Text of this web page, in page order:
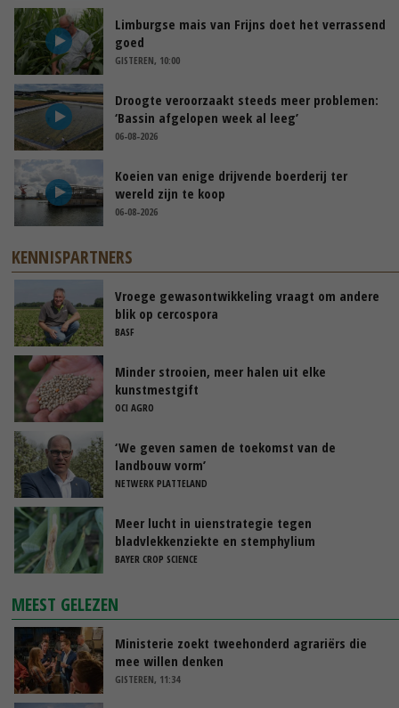
Limburgse mais van Frijns doet het verrassend
goed
GISTEREN, 10:00
Droogte veroorzaakt steeds meer problemen:
‘Bassin afgelopen week al leeg’
06-08-2026
Koeien van enige drijvende boerderij ter
wereld zijn te koop
06-08-2026
KENNISPARTNERS
Vroege gewasontwikkeling vraagt om andere
blik op cercospora
BASF
Minder strooien, meer halen uit elke
kunstmestgift
OCI AGRO
‘We geven samen de toekomst van de
landbouw vorm’
NETWERK PLATTELAND
Meer lucht in uienstrategie tegen
bladvlekkenziekte en stemphylium
BAYER CROP SCIENCE
MEEST GELEZEN
Ministerie zoekt tweehonderd agrariërs die
mee willen denken
GISTEREN, 11:34